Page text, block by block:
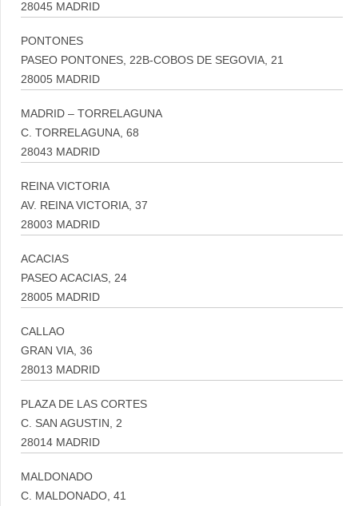
28045 MADRID
PONTONES
PASEO PONTONES, 22B-COBOS DE SEGOVIA, 21
28005 MADRID
MADRID – TORRELAGUNA
C. TORRELAGUNA, 68
28043 MADRID
REINA VICTORIA
AV. REINA VICTORIA, 37
28003 MADRID
ACACIAS
PASEO ACACIAS, 24
28005 MADRID
CALLAO
GRAN VIA, 36
28013 MADRID
PLAZA DE LAS CORTES
C. SAN AGUSTIN, 2
28014 MADRID
MALDONADO
C. MALDONADO, 41